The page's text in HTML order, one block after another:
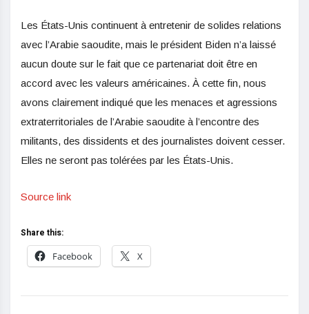
Les États-Unis continuent à entretenir de solides relations
avec l’Arabie saoudite, mais le président Biden n’a laissé
aucun doute sur le fait que ce partenariat doit être en
accord avec les valeurs américaines. À cette fin, nous
avons clairement indiqué que les menaces et agressions
extraterritoriales de l’Arabie saoudite à l’encontre des
militants, des dissidents et des journalistes doivent cesser.
Elles ne seront pas tolérées par les États-Unis.
Source link
Share this:
Facebook
X